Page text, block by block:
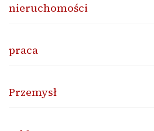
nieruchomości
praca
Przemysł